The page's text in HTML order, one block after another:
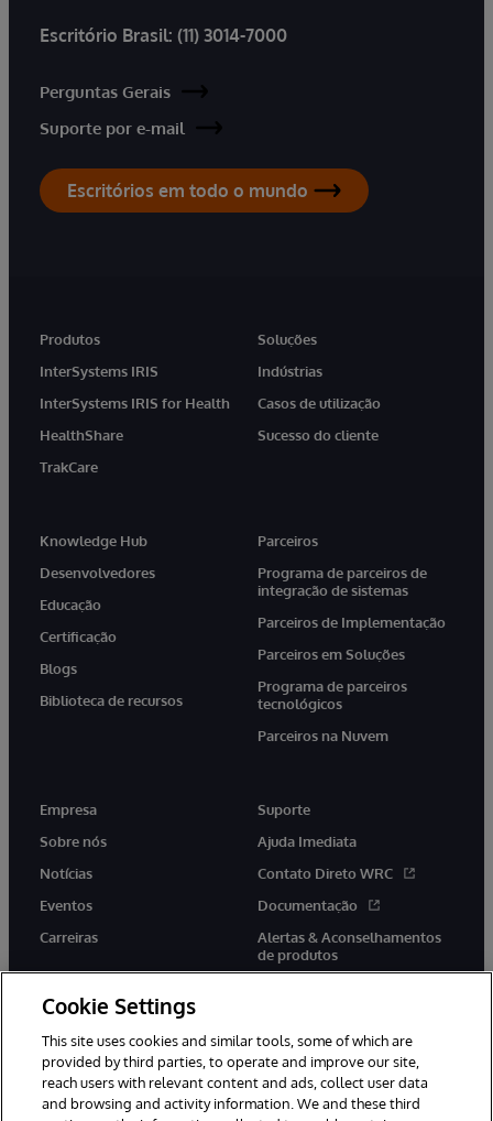
Escritório Brasil: (11) 3014-7000
Perguntas Gerais
Suporte por e-mail
Escritórios em todo o mundo
Produtos
InterSystems IRIS
InterSystems IRIS for Health
HealthShare
TrakCare
Soluções
Indústrias
Casos de utilização
Sucesso do cliente
Knowledge Hub
Desenvolvedores
Educação
Certificação
Blogs
Biblioteca de recursos
Parceiros
Programa de parceiros de
integração de sistemas
Parceiros de Implementação
Parceiros em Soluções
Programa de parceiros
tecnológicos
Parceiros na Nuvem
Empresa
Sobre nós
Notícias
Eventos
Carreiras
Suporte
Ajuda Imediata
Contato Direto WRC
Documentação
Alertas & Aconselhamentos
de produtos
twitter youtubefacebooklinkedin
Cookie Settings
This site uses cookies and similar tools, some of which are
provided by third parties, to operate and improve our site,
reach users with relevant content and ads, collect user data
and browsing and activity information. We and these third